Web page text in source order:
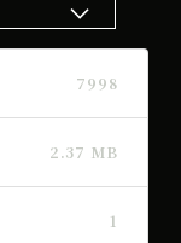
7998
2.37 MB
1